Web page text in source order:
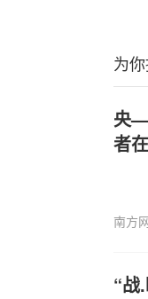
为
央—
者
南方
“战